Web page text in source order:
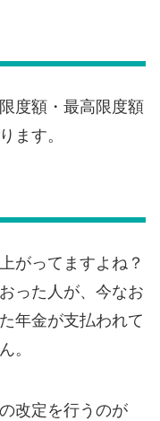
度額・最高限度額
ます。
がってますよね？
った人が、今なお
年金が支払われて
。
改定を行うのが